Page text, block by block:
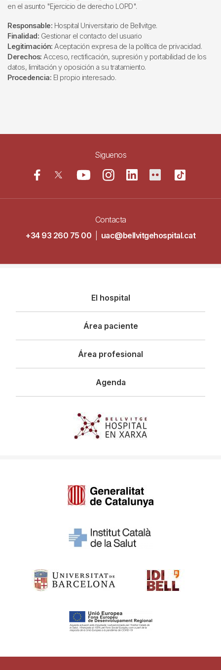
en el asunto "Ejercicio de derecho LOPD".
Responsable: Hospital Universitario de Bellvitge.
Finalidad: Gestionar el contacto del usuario
Legitimación: Aceptación expresa de la política de privacidad.
Derechos: Acceso, rectificación, supresión y portabilidad de los
datos, limitación y oposición a su tratamiento.
Procedencia: El propio interesado.
Siguenos
Contacta
+34 93 260 75 00
uac@bellvitgehospital.cat
principal
El hospital
Área paciente
Área profesional
Agenda